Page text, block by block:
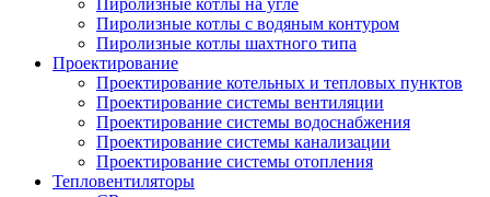
Пиролизные котлы на угле
Пиролизные котлы с водяным контуром
Пиролизные котлы шахтного типа
Проектирование
Проектирование котельных и тепловых пунктов
Проектирование системы вентиляции
Проектирование системы водоснабжения
Проектирование системы канализации
Проектирование системы отопления
Тепловентиляторы